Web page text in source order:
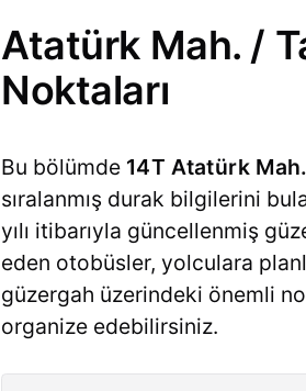
Atatürk Mah. /
Noktaları
Bu bölümde 14T Atatürk
sıralanmış durak bilgilerini
yılı itibarıyla güncellenmiş
eden otobüsler, yolculara
güzergah üzerindeki önemli
organize edebilirsiniz.